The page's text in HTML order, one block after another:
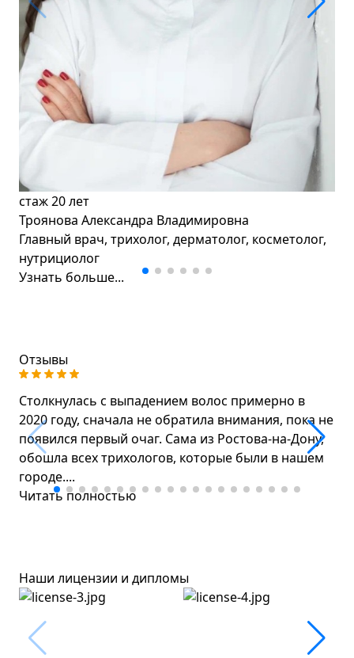
стаж20 лет
Троянова Александра Владимировна
Главный врач, трихолог, дерматолог, косметолог,
нутрициолог
Узнать больше...
Отзывы
Столкнулась с выпадением волос примерно в
2020 году, сначала не обратила внимания, пока не
появился первый очаг. Сама из Ростова-на-Дону,
обошла всех трихологов, которые были в нашем
городе....
Читать полностью
Наши лицензии и дипломы